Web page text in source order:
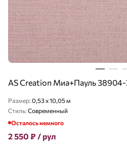
AS Creation Миа+Пауль 38904-
Размер: 0,53 x 10,05 м
Стиль: Современный
Осталось немного
2 550 ₽ / рул